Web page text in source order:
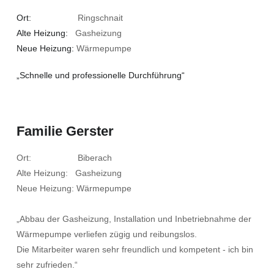
Ort: Ringschnait
Alte Heizung: Gasheizung
Neue Heizung: Wärmepumpe
„Schnelle und professionelle Durchführung“
Familie Gerster
Ort: Biberach
Alte Heizung: Gasheizung
Neue Heizung: Wärmepumpe
„Abbau der Gasheizung, Installation und Inbetriebnahme der
Wärmepumpe verliefen zügig und reibungslos.
Die Mitarbeiter waren sehr freundlich und kompetent - ich bin
sehr zufrieden.“